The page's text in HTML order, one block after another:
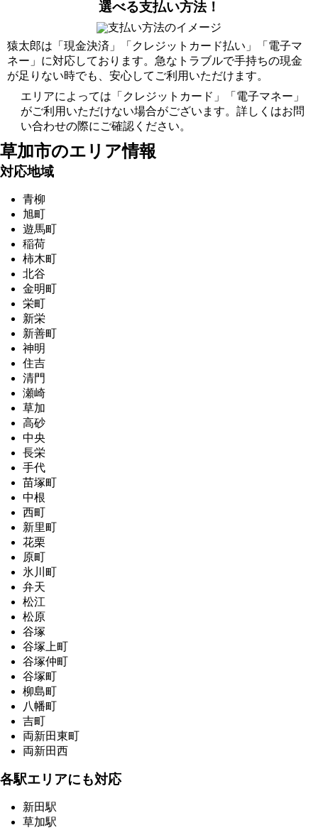
選べる支払い方法！
猿太郎は「現金決済」「クレジットカード払い」「電子マ
ネー」に対応しております。急なトラブルで手持ちの現金
が足りない時でも、安心してご利用いただけます。
エリアによっては「クレジットカード」「電子マネー」
がご利用いただけない場合がございます。詳しくはお問
い合わせの際にご確認ください。
草加市のエリア情報
対応地域
青柳
旭町
遊馬町
稲荷
柿木町
北谷
金明町
栄町
新栄
新善町
神明
住吉
清門
瀬崎
草加
高砂
中央
長栄
手代
苗塚町
中根
西町
新里町
花栗
原町
氷川町
弁天
松江
松原
谷塚
谷塚上町
谷塚仲町
谷塚町
柳島町
八幡町
吉町
両新田東町
両新田西
各駅エリアにも対応
新田駅
草加駅